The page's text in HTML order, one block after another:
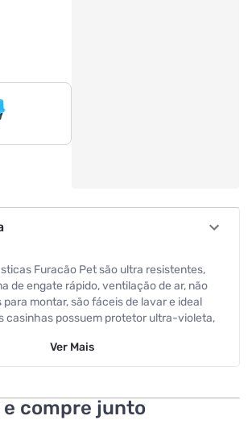
Furacão Pet são ultra resistentes,
de engate rápido, ventilação de ar, não
montar, são fáceis de lavar e ideal
casinhas possuem protetor ultra-violeta,
solares. E o melhor! casinha 2 em 1: vira
x 38,0 x 37,0cm Peso Líquido: 1100 g Peso
Ver Mais
compre junto